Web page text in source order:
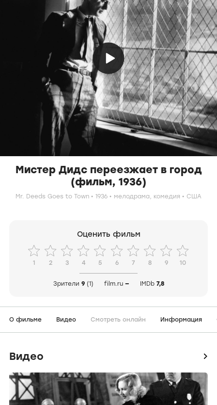
Мистер Дидс переезжает в город
(фильм, 1936)
Mr. Deeds Goes to Town 1936 мелодрама, комедия США
Оценить фильм
1 2 3 4 5 6 7 8 9 10
Зрители 9 (1) film.ru — IMDb 7,8
О фильме Видео Смотреть онлайн Информация
Видео icon